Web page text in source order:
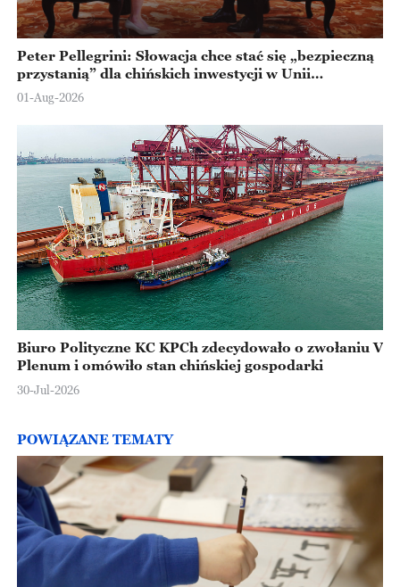
Peter Pellegrini: Słowacja chce stać się „bezpieczną
przystanią” dla chińskich inwestycji w Unii
Europejskiej
01-Aug-2026
Biuro Polityczne KC KPCh zdecydowało o zwołaniu V
Plenum i omówiło stan chińskiej gospodarki
30-Jul-2026
POWIĄZANE TEMATY